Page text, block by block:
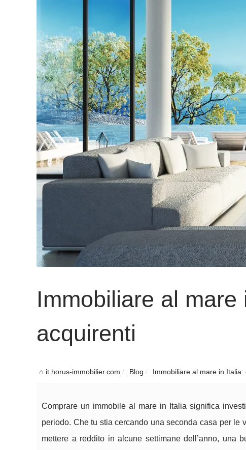
Immobiliare al
acquirenti
it.horus-immobilier.com Blog Immobiliare al mare in Italia:
Comprare un immobile al mare in Italia significa
periodo. Che tu stia cercando una seconda casa per
mettere a reddito in alcune settimane dell’anno, una